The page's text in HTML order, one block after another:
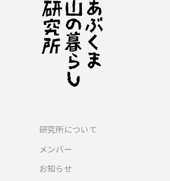
研究所について
メンバー
お知らせ